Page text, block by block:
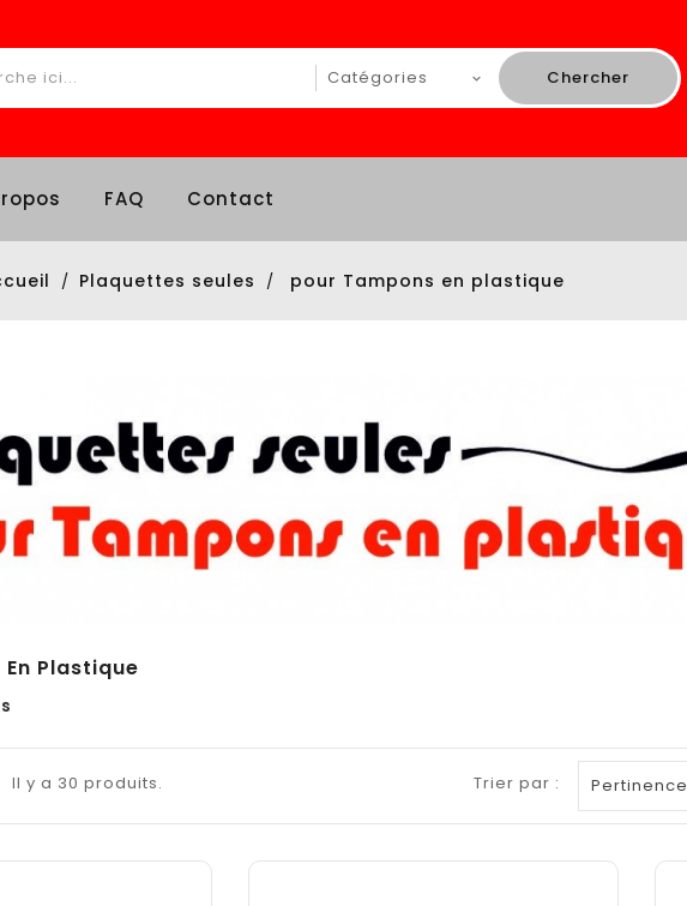
Chercher
FAQ Contact
Plaquettes seules pour Tampons en plastique
Plastique
Il y a 30 produits. Trier par : Pertinence